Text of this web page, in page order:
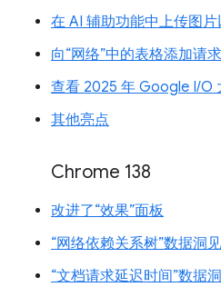
在 AI 辅助功能中上传图
向“网络”中的表格添加请
查看 2025 年 Google I/O
其他亮点
Chrome 138
改进了“效果”面板
“网络依赖关系树”数据洞
“文档请求延迟时间”数据